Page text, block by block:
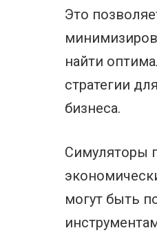
Это
найти
стратегии
бизнеса.
Симуляторы
могут быть